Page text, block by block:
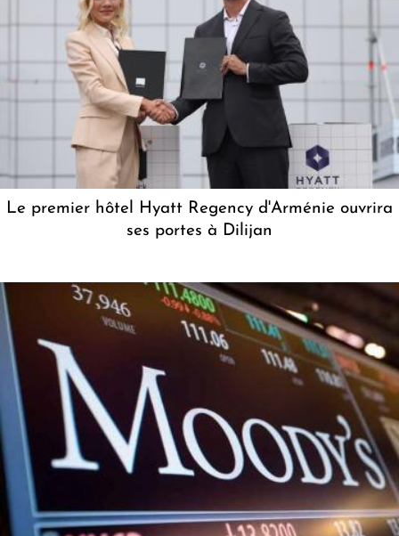
Le premier hôtel Hyatt Regency d'Arménie ouvrira
ses portes à Dilijan